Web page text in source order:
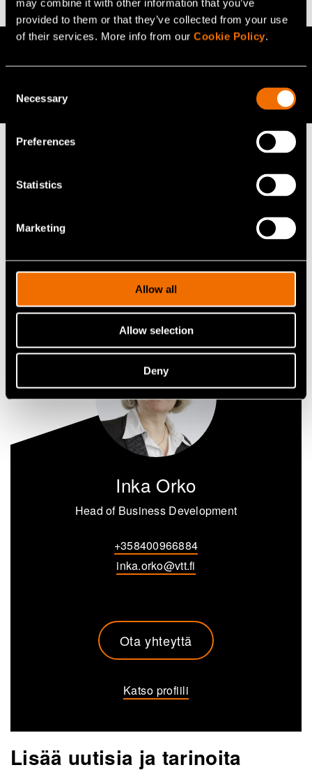
may combine it with other information that you’ve
provided to them or that they’ve collected from your use
of their services. More info from our Cookie Policy.
Selection
Necessary
Preferences
Statistics
Marketing
Allow all
Allow selection
Deny
Lue lisää
Tie­do­te kil­pai­lun jul­kis­ta­mis­vai­hees­ta 25.5.2020
Jaa
Inka Orko
Head of Business Development
+358400966884
inka.orko@vtt.fi
Ota yhteyttä
Katso profiili
Lisää uutisia ja tarinoita